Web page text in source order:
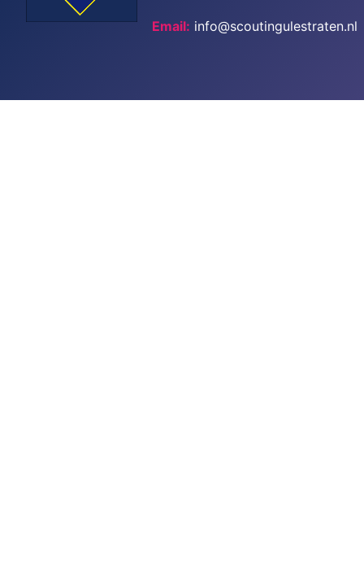
Email: info@scoutingulestraten.nl